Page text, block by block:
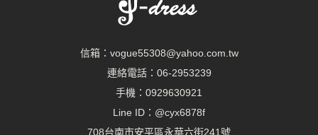
信箱： vogue55308@yahoo.com.tw
連絡電話： 06-2953239
手機： 0929630921
Line ID： @cyx6878f
708台南市安平區永華六街241號